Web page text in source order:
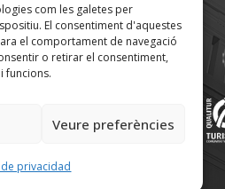
com les galetes per
El consentiment d'aquestes
el comportament de navegació
o retirar el consentiment,
funcions.
Veure preferències
privacidad